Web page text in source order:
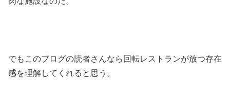
でもこのブログの読者さんなら回転レストランが放つ存在
感を理解してくれると思う。